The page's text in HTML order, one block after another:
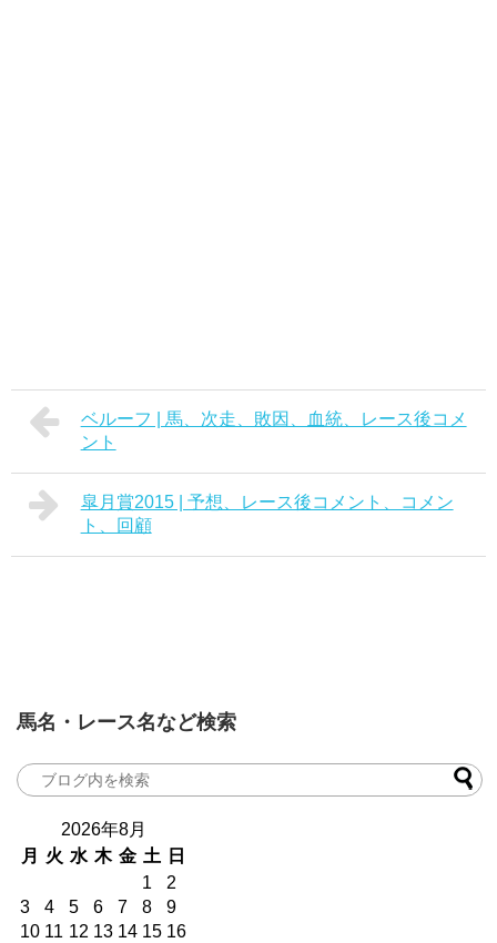
ベルーフ | 馬、次走、敗因、血統、レース後コメ
ント
皐月賞2015 | 予想、レース後コメント、コメン
ト、回顧
馬名・レース名など検索
2026年8月
月
火 水 木 金 土
日
1
2
3
4 5 6 7 8
9
10 11 12 13 14 15 16